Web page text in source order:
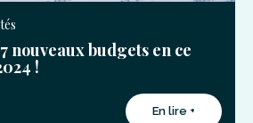
nouveaux budgets en ce
!
En lire +